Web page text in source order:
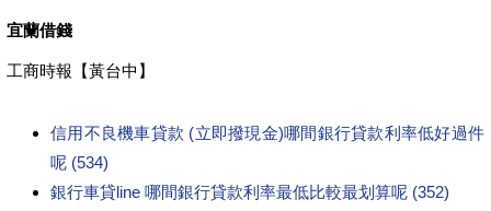
宜蘭借錢
工商時報【黃台中】
信用不良機車貸款 (立即撥現金)哪間銀行貸款利率低好過件
呢 (534)
銀行車貸line 哪間銀行貸款利率最低比較最划算呢 (352)